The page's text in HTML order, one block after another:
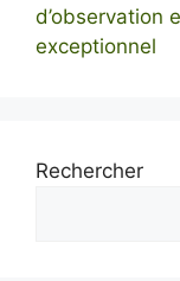
d’observation
exceptionnel
Rechercher